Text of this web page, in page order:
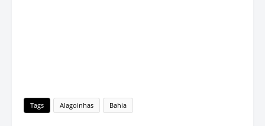
Tags Alagoinhas Bahia